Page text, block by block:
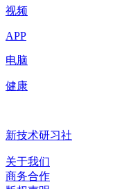
视频
APP
电脑
健康
新技术研习社
关于我们
商务合作